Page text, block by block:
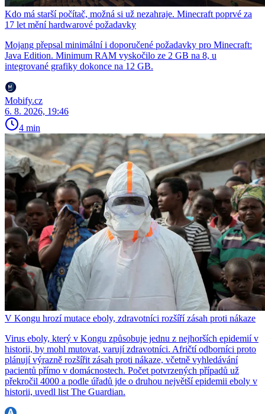
Kdo má starší počítač, možná si už nezahraje. Minecraft poprvé za
17 let mění hardwarové požadavky
Mojang přepsal minimální i doporučené požadavky pro Minecraft:
Java Edition. Minimum RAM vyskočilo ze 2 GB na 8, u
integrované grafiky dokonce na 12 GB.
Mobify.cz
6. 8. 2026, 19:46
4 min
V Kongu hrozí mutace eboly, zdravotníci rozšíří zásah proti nákaze
Virus eboly, který v Kongu způsobuje jednu z nejhorších epidemií v
historii, by mohl mutovat, varují zdravotníci. Afričtí odborníci proto
plánují výrazně rozšířit zásah proti nákaze, včetně vyhledávání
pacientů přímo v domácnostech. Počet potvrzených případů už
překročil 4000 a podle úřadů jde o druhou největší epidemii eboly v
historii, uvedl list The Guardian.